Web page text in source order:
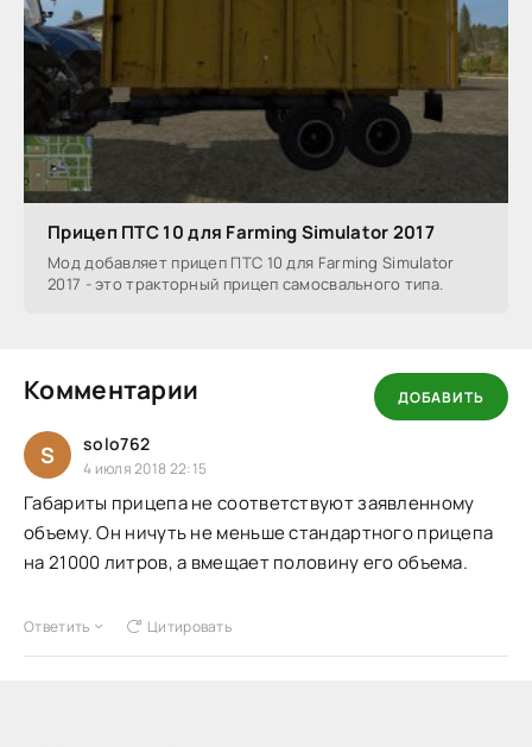
Прицеп ПТС 10 для Farming Simulator 2017
Мод добавляет прицеп ПТС 10 для Farming Simulator
2017 - это тракторный прицеп самосвального типа.
Комментарии ДОБАВИТЬ
S solo762
4 июля 2018 22:15
Габариты прицепа не соответствуют заявленному
объему. Он ничуть не меньше стандартного прицепа
на 21000 литров, а вмещает половину его объема.
Ответить Цитировать